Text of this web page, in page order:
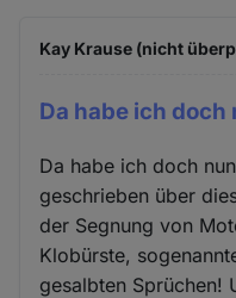
Kay Krause (nicht
Da habe ich doch
Da habe ich doch
geschrieben über
der Segnung von
Klobürste,
gesalbten Sprüchen!